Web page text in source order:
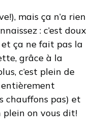
mais ça n’a rien
: c’est doux
ça ne fait pas la
grâce à la
c’est plein de
entièrement
chauffons pas) et
plein on vous dit!